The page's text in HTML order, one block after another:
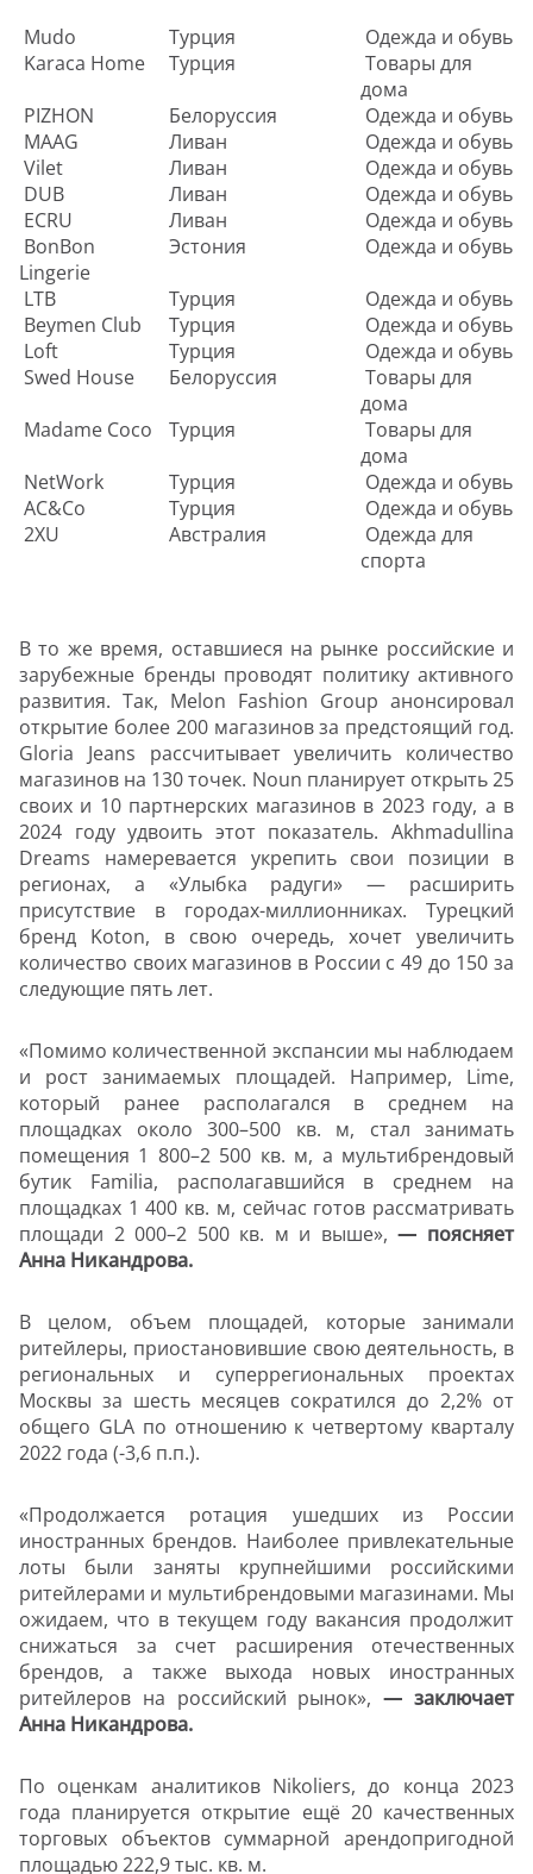
Mudo Турция
Одежда и обувь
Karaca Home
Турция
Товары для
дома
PIZHON
Белоруссия
Одежда и обувь
MAAG
Ливан
Одежда и обувь
Vilet
Ливан
Одежда и обувь
DUB
Ливан
Одежда и обувь
ECRU
Ливан
Одежда и обувь
BonBon
Lingerie
Эстония
Одежда и обувь
LTB
Турция
Одежда и обувь
Beymen Club
Турция
Одежда и обувь
Loft
Турция
Одежда и обувь
Swed House
Белоруссия
Товары для
дома
Madame Coco
Турция
Товары для
дома
NetWork
Турция
Одежда и обувь
AC&Co
Турция
Одежда и обувь
2XU
Австралия
Одежда для
спорта
В то же время, оставшиеся на рынке российские и
зарубежные бренды проводят политику активного
развития. Так, Melon Fashion Group анонсировал
открытие более 200 магазинов за предстоящий год.
Gloria Jeans рассчитывает увеличить количество
магазинов на 130 точек. Noun планирует открыть 25
своих и 10 партнерских магазинов в 2023 году, а в
2024 году удвоить этот показатель. Akhmadullina
Dreams намеревается укрепить свои позиции в
регионах, а «Улыбка радуги» — расширить
присутствие в городах-миллионниках. Турецкий
бренд Koton, в свою очередь, хочет увеличить
количество своих магазинов в России с 49 до 150 за
следующие пять лет.
«Помимо количественной экспансии мы наблюдаем
и рост занимаемых площадей. Например, Lime,
который ранее располагался в среднем на
площадках около 300–500 кв. м, стал занимать
помещения 1 800–2 500 кв. м, а мультибрендовый
бутик Familia, располагавшийся в среднем на
площадках 1 400 кв. м, сейчас готов рассматривать
площади 2 000–2 500 кв. м и выше»,— поясняет
Анна Никандрова.
В целом, объем площадей, которые занимали
ритейлеры, приостановившие свою деятельность, в
региональных и суперрегиональных проектах
Москвы за шесть месяцев сократился до 2,2% от
общего GLA по отношению к четвертому кварталу
2022 года (-3,6 п.п.).
«Продолжается ротация ушедших из России
иностранных брендов. Наиболее привлекательные
лоты были заняты крупнейшими российскими
ритейлерами и мультибрендовыми магазинами. Мы
ожидаем, что в текущем году вакансия продолжит
снижаться за счет расширения отечественных
брендов, а также выхода новых иностранных
ритейлеров на российский рынок»,— заключает
Анна Никандрова.
По оценкам аналитиков Nikoliers, до конца 2023
года планируется открытие ещё 20 качественных
торговых объектов суммарной арендопригодной
площадью 222,9 тыс. кв. м.